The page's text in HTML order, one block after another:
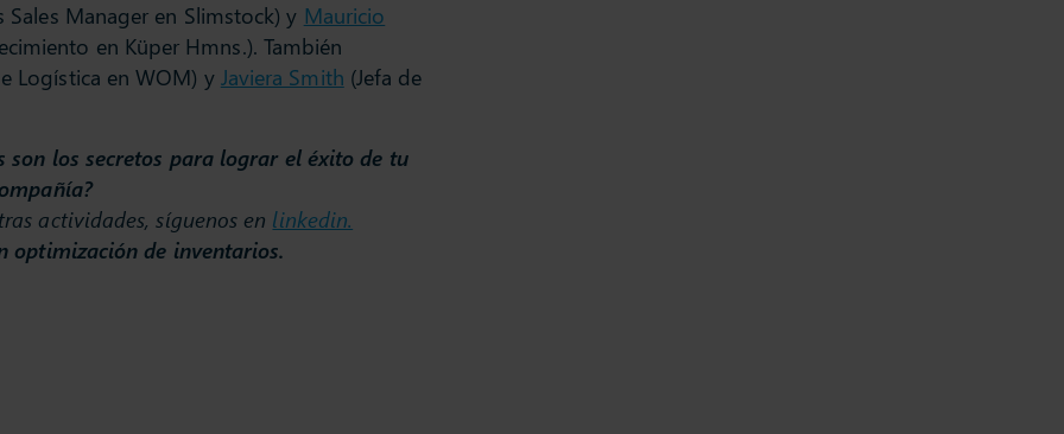
Sales Manager en Slimstock) y Mauricio
en Küper Hmns.). También
Logística en WOM) y Javiera Smith (Jefa de
son los secretos para lograr el éxito de tu
actividades, síguenos en linkedin.
optimización de inventarios.